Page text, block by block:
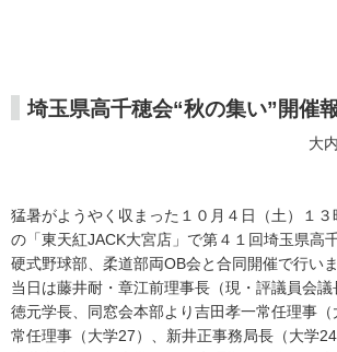
埼玉県高千穂会“秋の集い”開催
大
猛暑がようやく収まった１０月４日（土）１
の「東天紅JACK大宮店」で第４１回埼玉県高
硬式野球部、柔道部両OB会と合同開催で行いま
当日は藤井耐・章江前理事長（現・評議員会
徳元学長、同窓会本部より吉田孝一常任理事
常任理事（大学27）、新井正事務局長（大学